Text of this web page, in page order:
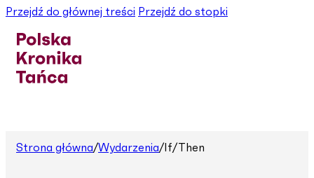
Przejdź do głównej treści Przejdź do stopki
Strona główna/Wydarzenia/ If/Then